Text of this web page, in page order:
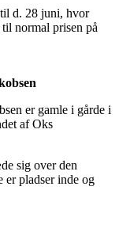
d. 28 juni, hvor
normal prisen på
er gamle i gårde i
af Oks
sig over den
er pladser inde og